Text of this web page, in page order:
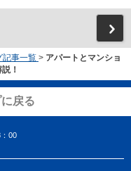
記事一覧 > アパートとマンショ
！
戻る
00